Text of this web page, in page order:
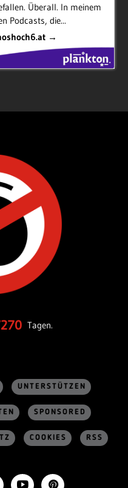
Überall. In meinem
Podcasts, die...
→
Tagen.
UNTERSTÜTZEN
SPONSORED
COOKIES RSS